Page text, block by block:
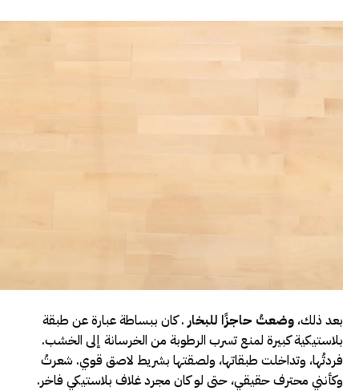
بعد ذلك، وضعتُ حاجزًا للبخار . كان ببساطة عبارة عن طبقة
بلاستيكية كبيرة لمنع تسرب الرطوبة من الخرسانة إلى الخشب.
فردتُها، وتداخلت طبقاتها، ولصقتها بشريط لاصق قوي. شعرتُ
وكأنني محترف حقيقي، حتى لو كان مجرد غلاف بلاستيكي فاخر.